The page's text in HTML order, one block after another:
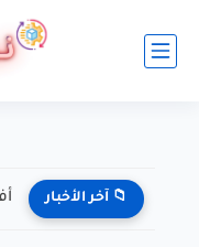
📁 آخر الأخبار